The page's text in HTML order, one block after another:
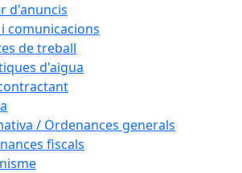
d'anuncis
i comunicacions
de treball
d'aigua
/ Ordenances generals
fiscals